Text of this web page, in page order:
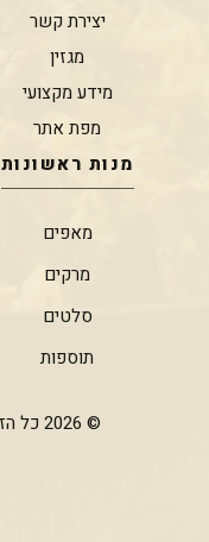
יצירת קשר
מגזין
מידע מקצועי
מפת אתר
מנות ראשונות
מאפים
מרקים
סלטים
תוספות
© 2026 כל הזכויות שמורות לסירים של גילה